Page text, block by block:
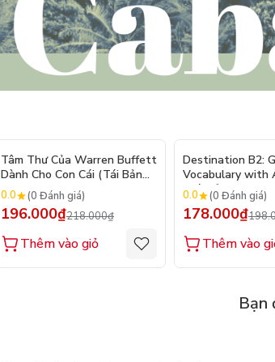
- 10%
Tâm Thư Của Warren Buffett
Dành Cho Con Cái (Tái Bản
2026)
0.0 (0 Đánh giá)
196.000₫218.000₫
Thêm vào giỏ
Destination B2:
Vocabulary with
(Tái Bản 2025)
0.0 (0 Đánh giá)
178.000₫
Thêm vào
Bạn